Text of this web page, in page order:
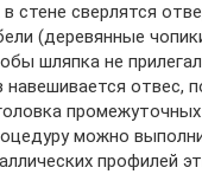
стене сверлятся
(деревянные
шляпка не
навешивается отвес,
можно
профилей